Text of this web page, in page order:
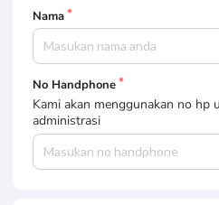
Nama
No Handphone
Kami akan menggunakan no hp
administrasi